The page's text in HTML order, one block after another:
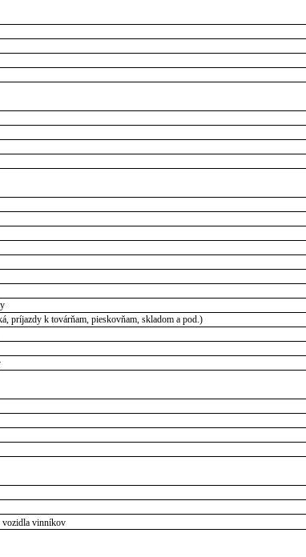
príjazdy k továrňam, pieskovňam, skladom a pod.)
vozidla vinníkov